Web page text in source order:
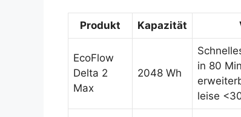
Produkt Kapazität
EcoFlow
Delta 2
Max
2048 Wh
in 80
leise